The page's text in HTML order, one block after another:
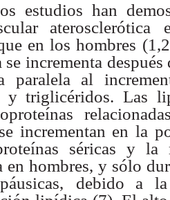
estudios han
aterosclerótica
en los hombres
se incrementa
paralela al
y triglicéridos. Las
incrementan en la
séricas y la
en hombres, y sólo
debido a la